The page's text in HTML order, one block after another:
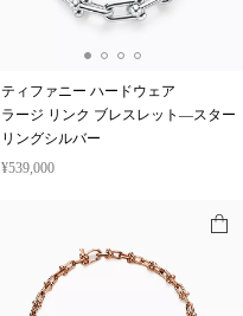
ティファニー ハードウェア
ラージ リンク ブレスレット—スター
リングシルバー
¥539,000